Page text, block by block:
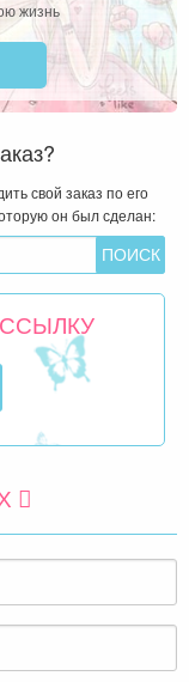
жизнь
свой заказ по его
он был сделан: